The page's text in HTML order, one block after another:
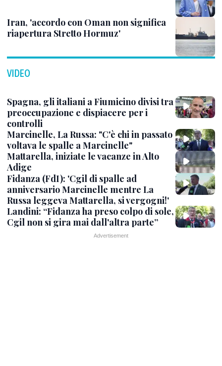
Iran, 'accordo con Oman non significa
riapertura Stretto Hormuz'
VIDEO
Spagna, gli italiani a Fiumicino divisi tra
preoccupazione e dispiacere per i
controlli
Marcinelle, La Russa: "C'è chi in passato
voltava le spalle a Marcinelle"
Mattarella, iniziate le vacanze in Alto
Adige
Fidanza (FdI): 'Cgil di spalle ad
anniversario Marcinelle mentre La
Russa leggeva Mattarella, si vergogni!'
Landini: “Fidanza ha preso colpo di sole,
Cgil non si gira mai dall'altra parte”